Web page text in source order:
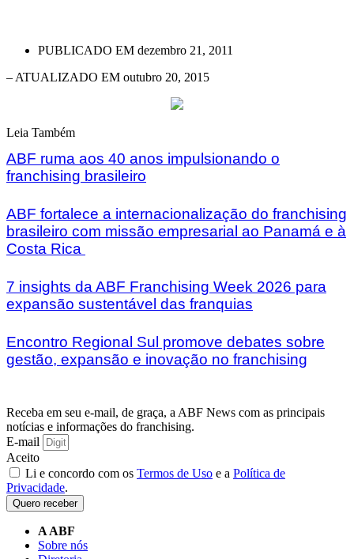
PUBLICADO EM dezembro 21, 2011
– ATUALIZADO EM outubro 20, 2015
Leia Também
ABF ruma aos 40 anos impulsionando o
franchising brasileiro
ABF fortalece a internacionalização do franchising
brasileiro com missão empresarial ao Panamá e à
Costa Rica
7 insights da ABF Franchising Week 2026 para
expansão sustentável das franquias
Encontro Regional Sul promove debates sobre
gestão, expansão e inovação no franchising
Receba em seu e-mail, de graça, a ABF News com as principais
notícias e informações do franchising.
E-mail
Aceito
Li e concordo com os Termos de Uso e a Política de
Privacidade.
Quero receber
A ABF
Sobre nós